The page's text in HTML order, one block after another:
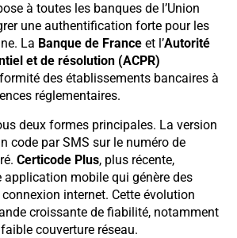
à toutes les banques de l’Union
une authentification forte pour les
La Banque de France et l’Autorité
et de résolution (ACPR)
des établissements bancaires à
réglementaires.
deux formes principales. La version
code par SMS sur le numéro de
Certicode Plus, plus récente,
mobile qui génère des
internet. Cette évolution
croissante de fiabilité, notamment
couverture réseau.